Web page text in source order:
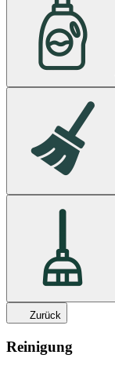
Zurück
Reinigung